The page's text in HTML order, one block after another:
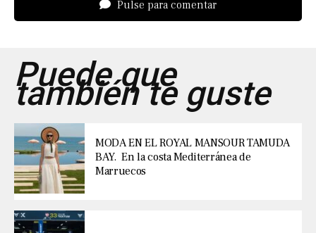
Pulse para comentar
Puede que
también te guste
MODA EN EL ROYAL MANSOUR TAMUDA
BAY. En la costa Mediterránea de
Marruecos